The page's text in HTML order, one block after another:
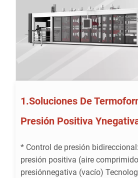
1.Soluciones De
Presión Positiva
* Control de presión
presión positiva (aire
presiónnegativa (vacío)